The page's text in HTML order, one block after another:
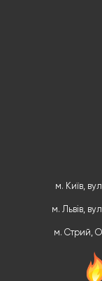
м. Київ,
м. Львів,
м. Стрий,